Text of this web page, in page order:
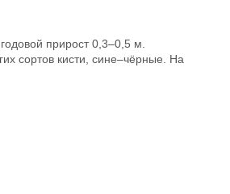
прирост 0,3–0,5 м.
сортов кисти, сине–чёрные. На